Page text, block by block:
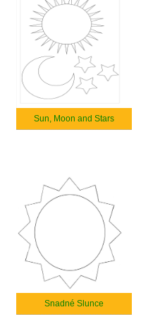
Sun, Moon and Stars
Snadné Slunce